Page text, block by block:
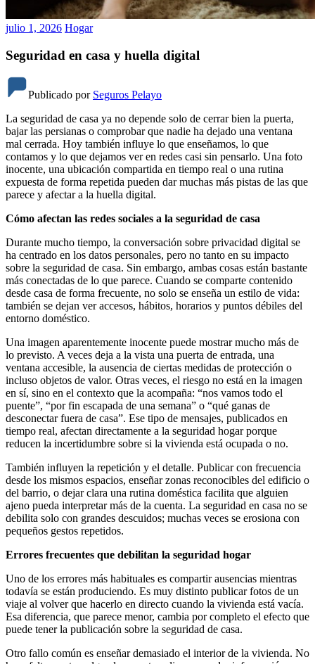
julio 1, 2026 Hogar
Seguridad en casa y huella digital
Publicado por Seguros Pelayo
La seguridad de casa ya no depende solo de cerrar bien la puerta,
bajar las persianas o comprobar que nadie ha dejado una ventana
mal cerrada. Hoy también influye lo que enseñamos, lo que
contamos y lo que dejamos ver en redes casi sin pensarlo. Una foto
inocente, una ubicación compartida en tiempo real o una rutina
expuesta de forma repetida pueden dar muchas más pistas de las que
parece y afectar a la huella digital.
Cómo afectan las redes sociales a la seguridad de casa
Durante mucho tiempo, la conversación sobre privacidad digital se
ha centrado en los datos personales, pero no tanto en su impacto
sobre la seguridad de casa. Sin embargo, ambas cosas están bastante
más conectadas de lo que parece. Cuando se comparte contenido
desde casa de forma frecuente, no solo se enseña un estilo de vida:
también se dejan ver accesos, hábitos, horarios y puntos débiles del
entorno doméstico.
Una imagen aparentemente inocente puede mostrar mucho más de
lo previsto. A veces deja a la vista una puerta de entrada, una
ventana accesible, la ausencia de ciertas medidas de protección o
incluso objetos de valor. Otras veces, el riesgo no está en la imagen
en sí, sino en el contexto que la acompaña: “nos vamos todo el
puente”, “por fin escapada de una semana” o “qué ganas de
desconectar fuera de casa”. Ese tipo de mensajes, publicados en
tiempo real, afectan directamente a la seguridad hogar porque
reducen la incertidumbre sobre si la vivienda está ocupada o no.
También influyen la repetición y el detalle. Publicar con frecuencia
desde los mismos espacios, enseñar zonas reconocibles del edificio o
del barrio, o dejar clara una rutina doméstica facilita que alguien
ajeno pueda interpretar más de la cuenta. La seguridad en casa no se
debilita solo con grandes descuidos; muchas veces se erosiona con
pequeños gestos repetidos.
Errores frecuentes que debilitan la seguridad hogar
Uno de los errores más habituales es compartir ausencias mientras
todavía se están produciendo. Es muy distinto publicar fotos de un
viaje al volver que hacerlo en directo cuando la vivienda está vacía.
Esa diferencia, que parece menor, cambia por completo el efecto que
puede tener la publicación sobre la seguridad de casa.
Otro fallo común es enseñar demasiado el interior de la vivienda. No